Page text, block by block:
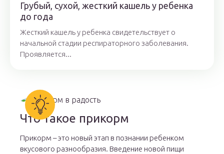
Грубый, сухой, жесткий кашель у ребенка
до года
Жесткий кашель у ребенка свидетельствует о
начальной стадии респираторного заболевания.
Проявляется...
Что такое прикорм
Прикорм – это новый этап в познании ребенком
вкусового разнообразия. Введение новой пищи